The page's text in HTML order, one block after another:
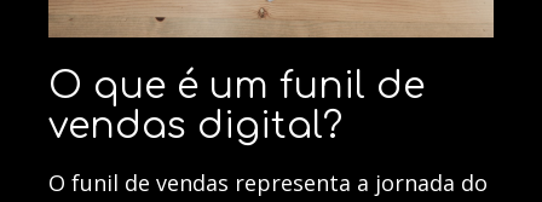
O que é um funil de
vendas digital?
O funil de vendas representa a jornada do